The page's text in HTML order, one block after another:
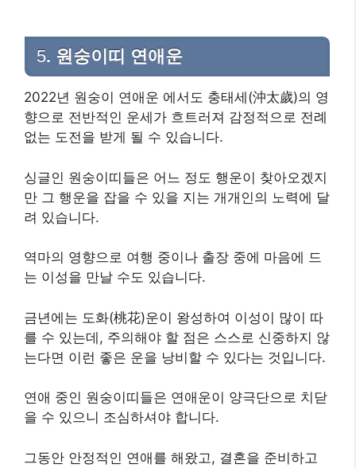
5. 원숭이띠 연애운
2022년 원숭이 연애운 에서도 충태세(沖太歲)의 영
향으로 전반적인 운세가 흐트러져 감정적으로 전례
없는 도전을 받게 될 수 있습니다.
​싱글인 원숭이띠들은 어느 정도 행운이 찾아오겠지
만 그 행운을 잡을 수 있을 지는 개개인의 노력에 달
려 있습니다.
역마의 영향으로 여행 중이나 출장 중에 마음에 드
는 이성을 만날 수도 있습니다.
금년에는 도화(桃花)운이 왕성하여 이성이 많이 따
를 수 있는데, 주의해야 할 점은 스스로 신중하지 않
는다면 이런 좋은 운을 낭비할 수 있다는 것입니다.
연애 중인 원숭이띠들은 연애운이 양극단으로 치닫
을 수 있으니 조심하셔야 합니다.
그동안 안정적인 연애를 해왔고, 결혼을 준비하고